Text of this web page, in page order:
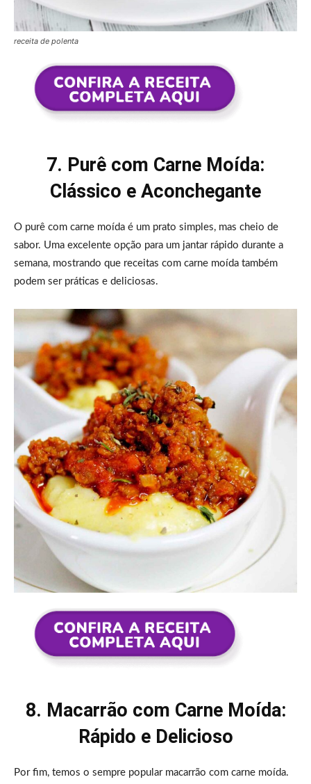
receita de polenta
7. Purê com Carne Moída:
Clássico e Aconchegante
O purê com carne moída é um prato simples, mas cheio de
sabor. Uma excelente opção para um jantar rápido durante a
semana, mostrando que receitas com carne moída também
podem ser práticas e deliciosas.
8. Macarrão com Carne Moída:
Rápido e Delicioso
Por fim, temos o sempre popular macarrão com carne moída.